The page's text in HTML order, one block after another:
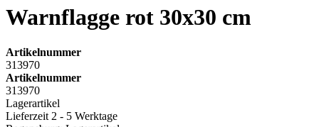
Warnflagge rot 30x30 cm
Artikelnummer
313970
Artikelnummer
313970
Lagerartikel
Lieferzeit 2 - 5 Werktage